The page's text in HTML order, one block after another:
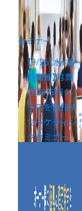
セミナー
【9/26（水）福
岡開催】月商
1000万円ク
ラスを目指す
マーケティン
グセミナー